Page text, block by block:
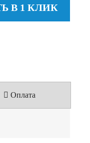
В 1 КЛИК
Оплата